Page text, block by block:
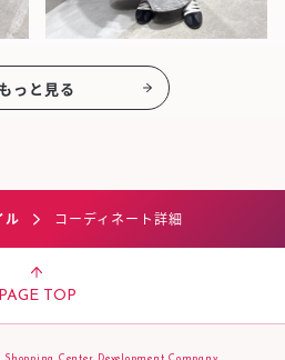
もっと見る
ル コーディネート詳細
PAGE TOP